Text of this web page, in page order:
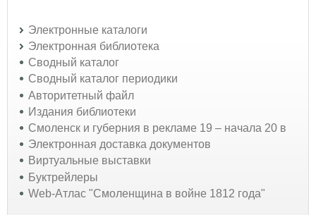
Электронные каталоги
Электронная библиотека
Сводный каталог
Сводный каталог периодики
Авторитетный файл
Издания библиотеки
Смоленск и губерния в рекламе 19 – начала 20 в
Электронная доставка документов
Виртуальные выставки
Буктрейлеры
Web-Атлас "Смоленщина в войне 1812 года"